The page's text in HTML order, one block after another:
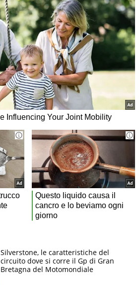
Silverstone, le caratteristiche del
circuito dove si corre il Gp di Gran
Bretagna del Motomondiale